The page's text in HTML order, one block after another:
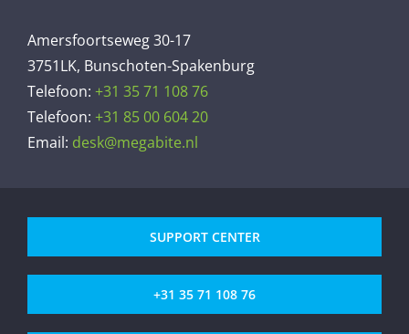
Amersfoortseweg 30-17
3751LK, Bunschoten-Spakenburg
Telefoon: +31 35 71 108 76
Telefoon: +31 85 00 604 20
Email: desk@megabite.nl
SUPPORT CENTER
+31 35 71 108 76